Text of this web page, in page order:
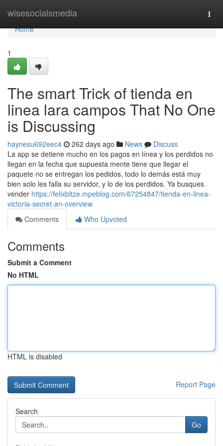
wisesocialsmedia
Home
Home
1
The smart Trick of tienda en
linea lara campos That No One
is Discussing
haynesu692eec4 262 days ago News
Discuss
La app se detiene mucho en los pagos en línea y los perdidos no
llegan en la fecha que supuesta mente tiene que llegar el
paquete no se entregan los pedidos, todo lo demás está muy
bien solo les falla su servidor, y lo de los perdidos. Ya busques
vender https://felixbltze.mpeblog.com/67254847/tienda-en-linea-
victoria-secret-an-overview
Comments
Who Upvoted
Comments
Submit a Comment
No HTML
HTML is disabled
Report Page
Search
Go